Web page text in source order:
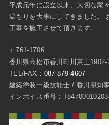
平成元年に設立以来、大切な家
温もりを大事にしてきました。
工事を施工させて頂きます。
〒761-1706
香川県高松市香川町川東上1902-
TEL/FAX： 087-879-4607
建築塗装一級技能士 / 香川県知
インボイス番号：